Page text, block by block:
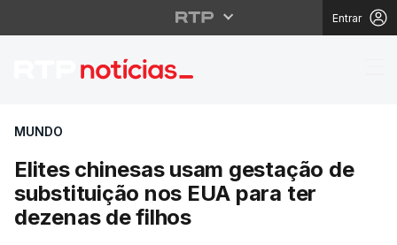
Entrar
Elites chinesas usam
MUNDO
Elites chinesas usam gestação de
substituição nos EUA para ter
dezenas de filhos